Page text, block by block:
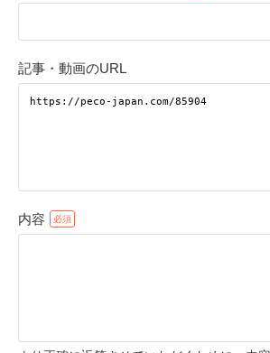
記事・動画のURL
内容